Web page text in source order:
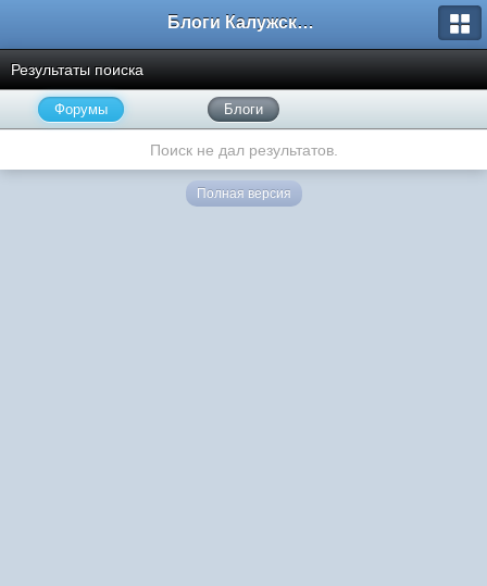
Блоги Калужского перекрестка
Результаты поиска
Форумы Блоги
Поиск не дал результатов.
Полная версия